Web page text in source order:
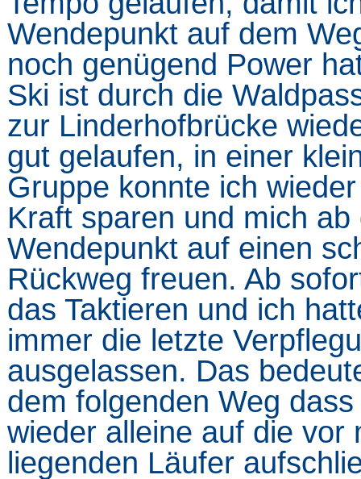
Wendepunkt auf dem
noch genügend Power
Ski ist durch die
zur Linderhofbrücke
gut gelaufen, in einer
Gruppe konnte ich
Kraft sparen und mich ab
Wendepunkt auf einen
Rückweg freuen. Ab
das Taktieren und ich
immer die letzte
ausgelassen. Das
dem folgenden Weg
wieder alleine auf die vor
liegenden Läufer